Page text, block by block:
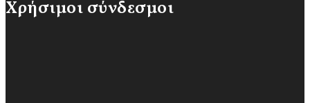
Χρήσιμοι σύνδεσμοι